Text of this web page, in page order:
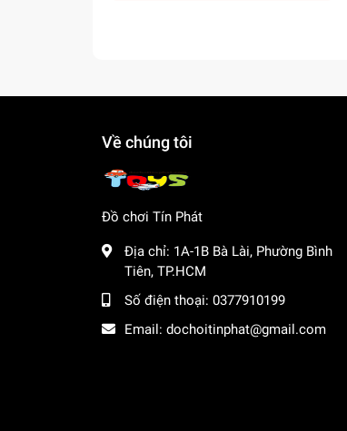
Về chúng tôi
Đồ chơi Tín Phát
Địa chỉ: 1A-1B Bà Lài, Phường Bình
Tiên, TP.HCM
Số điện thoại: 0377910199
Email: dochoitinphat@gmail.com